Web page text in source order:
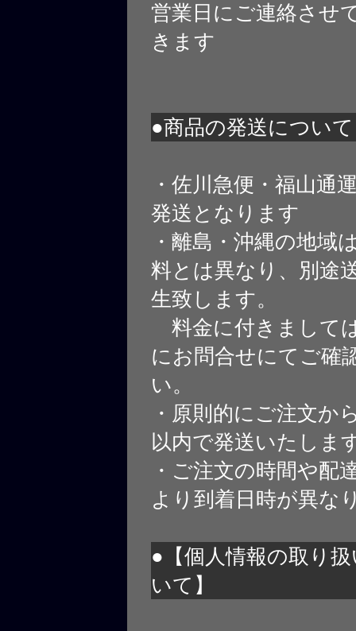
営業日にご連絡させ
きます
●商品の発送について
・佐川急便・福山通
発送となります
・離島・沖縄の地域
料とは異なり、別途
生致します。
料金に付きまして
にお問合せにてご確
い。
・原則的にご注文か
以内で発送いたしま
・ご注文の時間や配
より到着日時が異な
●【個人情報の取り
いて】